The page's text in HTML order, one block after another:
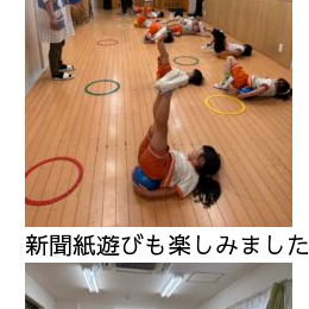
新聞紙遊びも楽しみました